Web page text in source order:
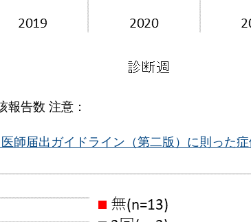
報告数 注意：
師届出ガイドライン（第二版）に則った